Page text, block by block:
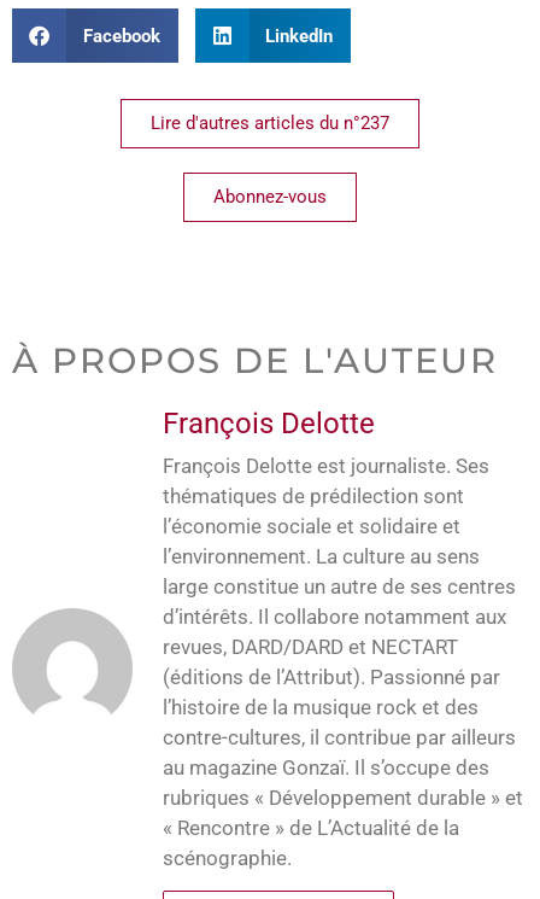
Facebook LinkedIn
Lire d'autres articles du n°237
Abonnez-vous
À PROPOS DE L'AUTEUR
François Delotte
François Delotte est journaliste. Ses
thématiques de prédilection sont
l’économie sociale et solidaire et
l’environnement. La culture au sens
large constitue un autre de ses centres
d’intérêts. Il collabore notamment aux
revues, DARD/DARD et NECTART
(éditions de l’Attribut). Passionné par
l’histoire de la musique rock et des
contre-cultures, il contribue par ailleurs
au magazine Gonzaï. Il s’occupe des
rubriques « Développement durable » et
« Rencontre » de L’Actualité de la
scénographie.